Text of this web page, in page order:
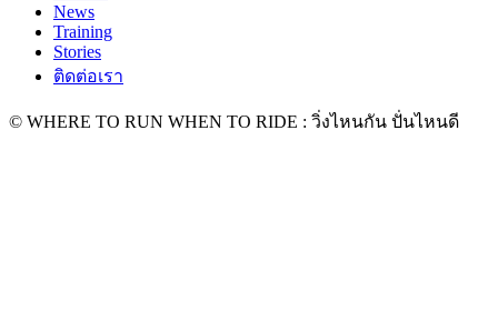
News
Training
Stories
ติดต่อเรา
© WHERE TO RUN WHEN TO RIDE : วิ่งไหนกัน ปั่นไหนดี